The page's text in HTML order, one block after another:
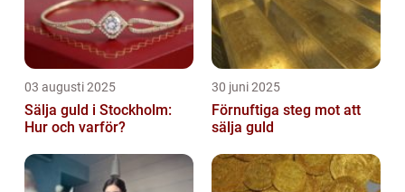
03 augusti 2025
Sälja guld i Stockholm:
Hur och varför?
30 juni 2025
Förnuftiga steg mot att
sälja guld